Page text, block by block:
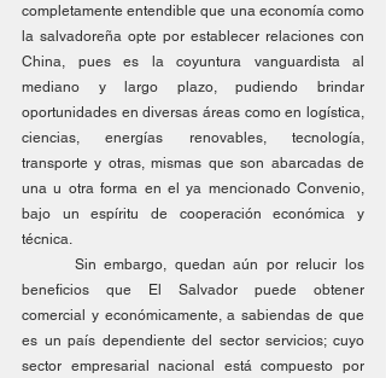
completamente entendible que una economía como
la salvadoreña opte por establecer relaciones con
China, pues es la coyuntura vanguardista al
mediano y largo plazo, pudiendo brindar
oportunidades en diversas áreas como en logística,
ciencias, energías renovables, tecnología,
transporte y otras, mismas que son abarcadas de
una u otra forma en el ya mencionado Convenio,
bajo un espíritu de cooperación económica y
técnica.
beneficios que El Salvador puede obtener
comercial y económicamente, a sabiendas de que
es un país dependiente del sector servicios; cuyo
sector empresarial nacional está compuesto por